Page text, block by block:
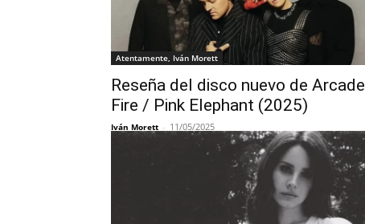
Atentamente, Iván Morett
Reseña del disco nuevo de Arcade
Fire / Pink Elephant (2025)
Iván Morett - 11/05/2025